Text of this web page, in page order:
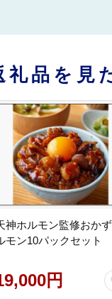
礼品を見
神ホルモン監修おか
モン10パックセット
円